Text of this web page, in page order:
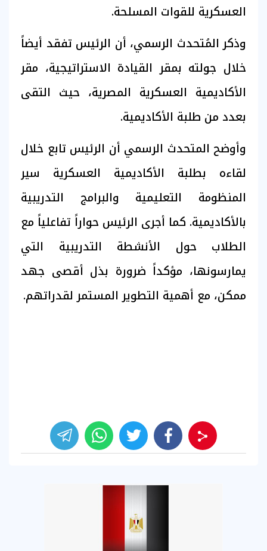
العسكرية للقوات المسلحة.
وذكر المُتحدث الرسمي، أن الرئيس تفقد أيضاً
خلال جولته بمقر القيادة الاستراتيجية، مقر
الأكاديمية العسكرية المصرية، حيث التقى
بعدد من طلبة الأكاديمية.
وأوضح المتحدث الرسمي أن الرئيس تابع خلال
لقاءه بطلبة الأكاديمية العسكرية سير
المنظومة التعليمية والبرامج التدريبية
بالأكاديمية. كما أجرى الرئيس حواراً تفاعلياً مع
الطلاب حول الأنشطة التدريبية التي
يمارسونها، مؤكداً ضرورة بذل أقصى جهد
ممكن، مع أهمية التطوير المستمر لقدراتهم.